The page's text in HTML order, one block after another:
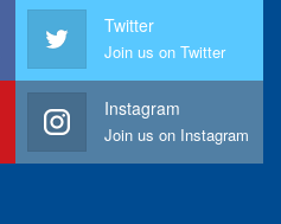
Twitter
Join us on Twitter
Instagram
Join us on Instagram